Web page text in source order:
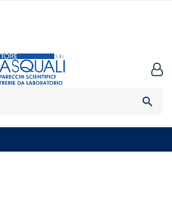
search